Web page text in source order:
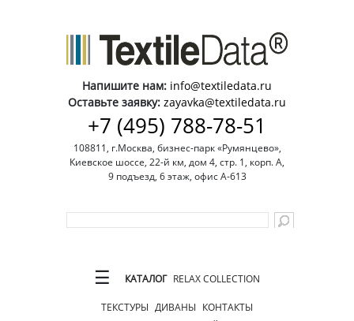
Напишите нам: info@textiledata.ru
Оставьте заявку: zayavka@textiledata.ru
+7 (495) 788-78-51
108811, г.Москва, бизнес-парк «Румянцево»,
Киевское шоссе, 22-й км, дом 4, стр. 1, корп. А,
9 подъезд, 6 этаж, офис А-613
☰ КАТАЛОГ RELAX COLLECTION
ТЕКСТУРЫ ДИВАНЫ КОНТАКТЫ